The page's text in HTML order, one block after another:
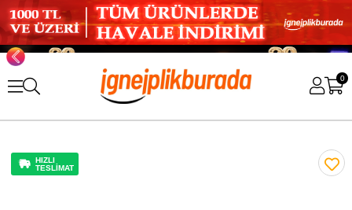
0
HIZLI
TESLİMAT